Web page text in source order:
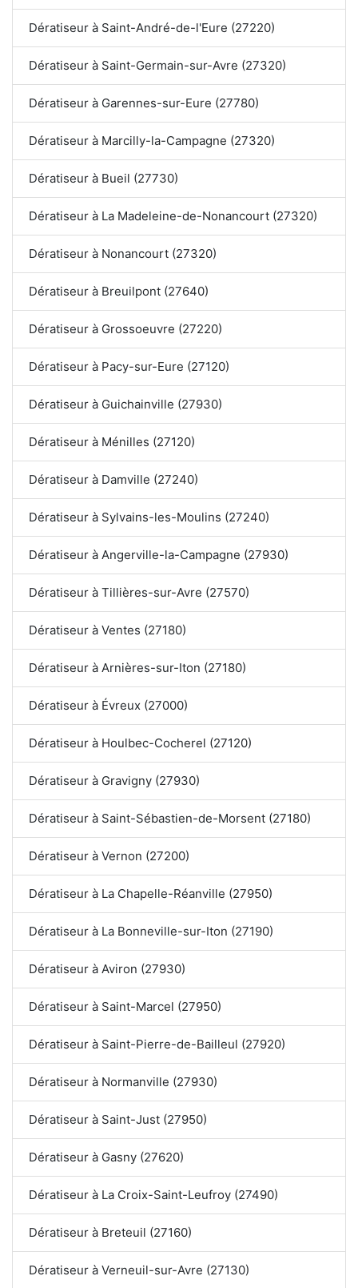
Dératiseur à Saint-André-de-l'Eure (27220)
Dératiseur à Saint-Germain-sur-Avre (27320)
Dératiseur à Garennes-sur-Eure (27780)
Dératiseur à Marcilly-la-Campagne (27320)
Dératiseur à Bueil (27730)
Dératiseur à La Madeleine-de-Nonancourt (27320)
Dératiseur à Nonancourt (27320)
Dératiseur à Breuilpont (27640)
Dératiseur à Grossoeuvre (27220)
Dératiseur à Pacy-sur-Eure (27120)
Dératiseur à Guichainville (27930)
Dératiseur à Ménilles (27120)
Dératiseur à Damville (27240)
Dératiseur à Sylvains-les-Moulins (27240)
Dératiseur à Angerville-la-Campagne (27930)
Dératiseur à Tillières-sur-Avre (27570)
Dératiseur à Ventes (27180)
Dératiseur à Arnières-sur-Iton (27180)
Dératiseur à Évreux (27000)
Dératiseur à Houlbec-Cocherel (27120)
Dératiseur à Gravigny (27930)
Dératiseur à Saint-Sébastien-de-Morsent (27180)
Dératiseur à Vernon (27200)
Dératiseur à La Chapelle-Réanville (27950)
Dératiseur à La Bonneville-sur-Iton (27190)
Dératiseur à Aviron (27930)
Dératiseur à Saint-Marcel (27950)
Dératiseur à Saint-Pierre-de-Bailleul (27920)
Dératiseur à Normanville (27930)
Dératiseur à Saint-Just (27950)
Dératiseur à Gasny (27620)
Dératiseur à La Croix-Saint-Leufroy (27490)
Dératiseur à Breteuil (27160)
Dératiseur à Verneuil-sur-Avre (27130)